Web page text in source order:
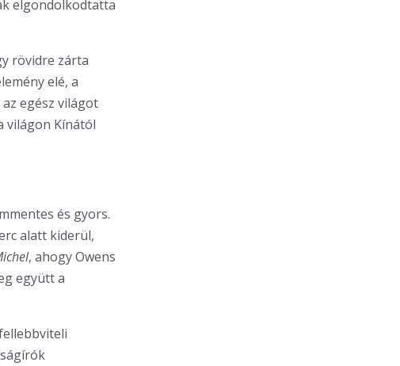
elgondolkodtatta
rövidre zárta
elé, a
egész világot
világon Kínától
és gyors.
alatt kiderül,
, ahogy Owens
együtt a